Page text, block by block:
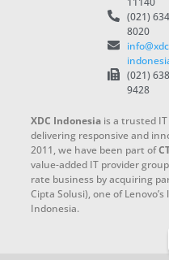
(021) 634
8020
(021)
9428
XDC Indonesiais a trusted
delivering responsive and
2011, we have been part of
value-added IT provider
rate business by acquiring
Cipta Solusi), one of
Indonesia.